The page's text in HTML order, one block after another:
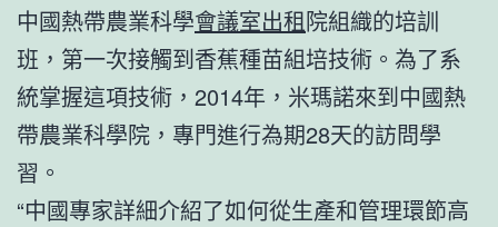
中國熱帶農業科學會議室出租院組織的培訓
班，第一次接觸到香蕉種苗組培技術。為了系
統掌握這項技術，2014年，米瑪諾來到中國熱
帶農業科學院，專門進行為期28天的訪問學
習。
“中國專家詳細介紹了如何從生產和管理環節高